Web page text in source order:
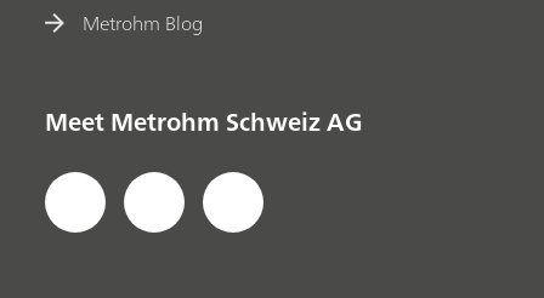
Metrohm Blog
Meet Metrohm Schweiz AG